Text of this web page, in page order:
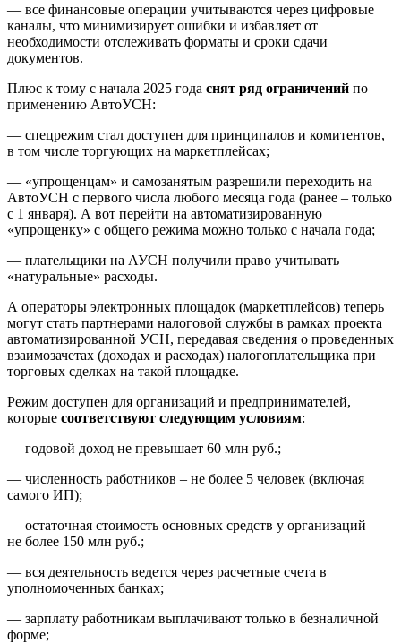
— все финансовые операции учитываются через цифровые
каналы, что минимизирует ошибки и избавляет от
необходимости отслеживать форматы и сроки сдачи
документов.
Плюс к тому с начала 2025 года снят ряд ограничений по
применению АвтоУСН:
— спецрежим стал доступен для принципалов и комитентов,
в том числе торгующих на маркетплейсах;
— «упрощенцам» и самозанятым разрешили переходить на
АвтоУСН с первого числа любого месяца года (ранее – только
с 1 января). А вот перейти на автоматизированную
«упрощенку» с общего режима можно только с начала года;
— плательщики на АУСН получили право учитывать
«натуральные» расходы.
А операторы электронных площадок (маркетплейсов) теперь
могут стать партнерами налоговой службы в рамках проекта
автоматизированной УСН, передавая сведения о проведенных
взаимозачетах (доходах и расходах) налогоплательщика при
торговых сделках на такой площадке.
Режим доступен для организаций и предпринимателей,
которые соответствуют следующим условиям:
— годовой доход не превышает 60 млн руб.;
— численность работников – не более 5 человек (включая
самого ИП);
— остаточная стоимость основных средств у организаций —
не более 150 млн руб.;
— вся деятельность ведется через расчетные счета в
уполномоченных банках;
— зарплату работникам выплачивают только в безналичной
форме;